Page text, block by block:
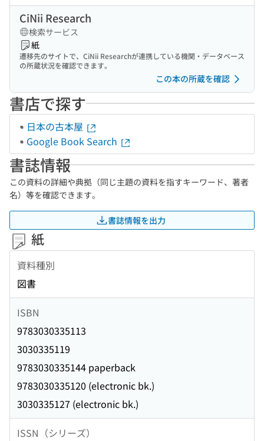
CiNii Research
検索サービス
紙
遷移先のサイトで、CiNii Researchが連携している機関・データベース
の所蔵状況を確認できます。
この本の所蔵を確認
書店で探す
日本の古本屋
Google Book Search
書誌情報
この資料の詳細や典拠（同じ主題の資料を指すキーワード、著者
名）等を確認できます。
書誌情報を出力
紙
資料種別
図書
ISBN
9783030335113
3030335119
9783030335144 paperback
9783030335120 (electronic bk.)
3030335127 (electronic bk.)
ISSN（シリーズ）